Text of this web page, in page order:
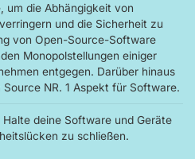
um die Abhängigkeit von
und die Sicherheit zu
von Open-Source-Software
Monopolstellungen einiger
entgegen. Darüber hinaus
Source NR. 1 Aspekt für Software.
Halte deine Software und Geräte
zu schließen.